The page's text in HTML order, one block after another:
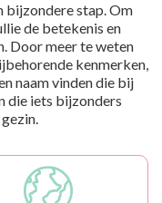
bijzondere stap. Om
de betekenis en
Door meer te weten
kenmerken,
naam vinden die bij
die iets bijzonders